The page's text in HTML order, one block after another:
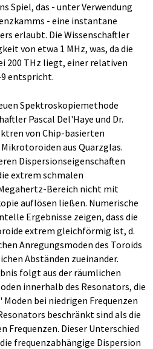
Spiel, das - unter Verwendung
- eine instantane
erlaubt. Die Wissenschaftler
von etwa 1 MHz, was, da die
200 THz liegt, einer relativen
entspricht.
Spektroskopiemethode
Pascal Del'Haye und Dr.
von Chip-basierten
aus Quarzglas.
Dispersionseigenschaften
extrem schmalen
Bereich nicht mit
auflösen ließen. Numerische
Ergebnisse zeigen, dass die
extrem gleichförmig ist, d.
Anregungsmoden des Toroids
Abständen zueinander.
folgt aus der räumlichen
innerhalb des Resonators, die
bei niedrigen Frequenzen
beschränkt sind als die
Frequenzen. Dieser Unterschied
frequenzabhängige Dispersion